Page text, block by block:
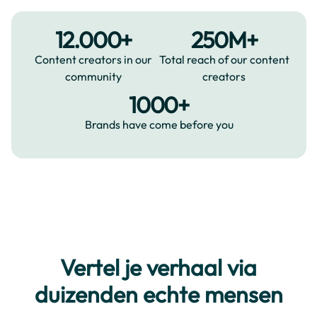
12.000+
Content creators in our
community
250M+
Total reach of our content
creators
1000+
Brands have come before you
Vertel je verhaal via
duizenden echte mensen